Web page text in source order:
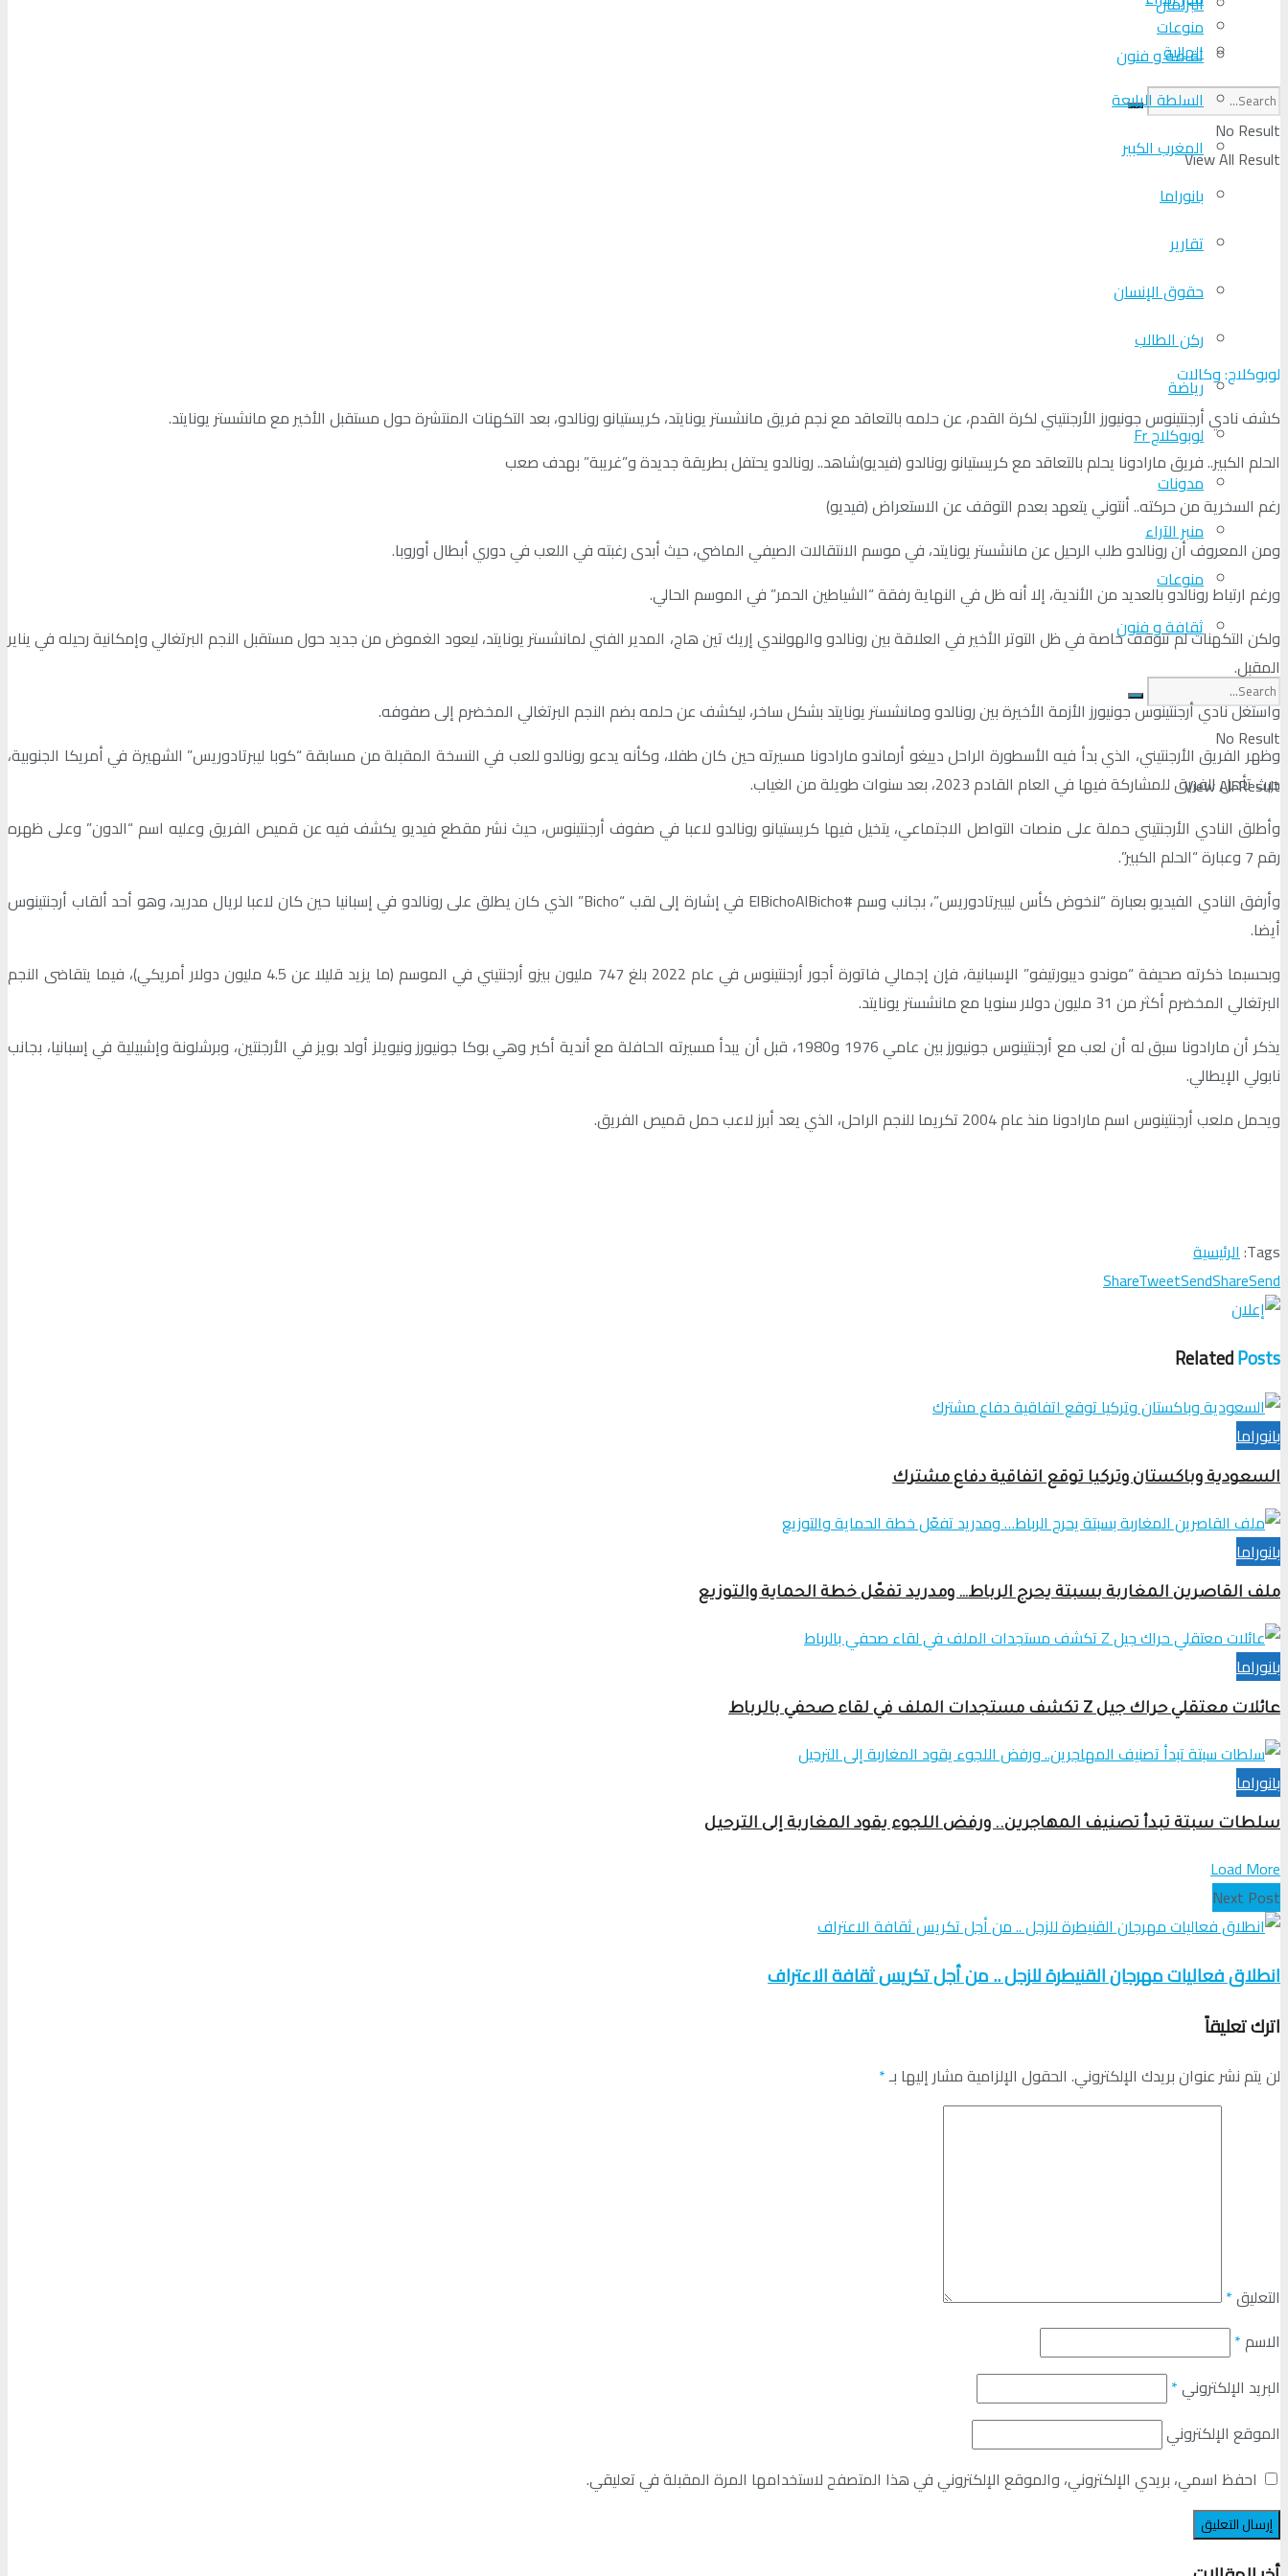
منوعات
ثقافة و فنون
No Result
View All Result
الجالية
السلطة الرابعة
المغرب الكبير
بانوراما
تقارير
حقوق الإنسان
ركن الطالب
رياضة
لوبوكلاج Fr
مدونات
منبر الآراء
منوعات
ثقافة و فنون
No Result
View All Result
لوبوكلاج: وكالات
كشف نادي أرجنتينوس جونيورز الأرجنتيني لكرة القدم، عن حلمه بالتعاقد مع نجم فريق مانشستر يونايتد، كريستيانو رونالدو، بعد التكهنات المنتشرة حول مستقبل الأخير مع مانشستر يونايتد.
الحلم الكبير.. فريق مارادونا يحلم بالتعاقد مع كريستيانو رونالدو (فيديو)شاهد.. رونالدو يحتفل بطريقة جديدة و”غريبة” بهدف صعب
رغم السخرية من حركته.. أنتوني يتعهد بعدم التوقف عن الاستعراض (فيديو)
ومن المعروف أن رونالدو طلب الرحيل عن مانشستر يونايتد، في موسم الانتقالات الصيفي الماضي، حيث أبدى رغبته في اللعب في دوري أبطال أوروبا.
ورغم ارتباط رونالدو بالعديد من الأندية، إلا أنه ظل في النهاية رفقة “الشياطين الحمر” في الموسم الحالي.
ولكن التكهنات لم تتوقف خاصة في ظل التوتر الأخير في العلاقة بين رونالدو والهولندي إريك تين هاج، المدير الفني لمانشستر يونايتد، ليعود الغموض من جديد حول مستقبل النجم البرتغالي وإمكانية رحيله في يناير
المقبل.
واستغل نادي أرجنتينوس جونيورز الأزمة الأخيرة بين رونالدو ومانشستر يونايتد بشكل ساخر، ليكشف عن حلمه بضم النجم البرتغالي المخضرم إلى صفوفه.
وظهر الفريق الأرجنتيني، الذي بدأ فيه الأسطورة الراحل دييغو أرماندو مارادونا مسيرته حين كان طفلا، وكأنه يدعو رونالدو للعب في النسخة المقبلة من مسابقة “كوبا ليبرتادوريس” الشهيرة في أمريكا الجنوبية،
حيث تأهل الفريق للمشاركة فيها في العام القادم 2023، بعد سنوات طويلة من الغياب.
وأطلق النادي الأرجنتيني حملة على منصات التواصل الاجتماعي، يتخيل فيها كريستيانو رونالدو لاعبا في صفوف أرجنتينوس، حيث نشر مقطع فيديو يكشف فيه عن قميص الفريق وعليه اسم “الدون” وعلى ظهره
رقم 7 وعبارة “الحلم الكبير”.
وأرفق النادي الفيديو بعبارة “لنخوض كأس ليبيرتادوريس”، بجانب وسم #ElBichoAlBicho في إشارة إلى لقب “Bicho” الذي كان يطلق على رونالدو في إسبانيا حين كان لاعبا لريال مدريد، وهو أحد ألقاب أرجنتينوس
أيضا.
وبحسبما ذكرته صحيفة “موندو ديبورتيفو” الإسبانية، فإن إجمالي فاتورة أجور أرجنتينوس في عام 2022 بلغ 747 مليون بيزو أرجنتيني في الموسم (ما يزيد قليلا عن 4.5 مليون دولار أمريكي)، فيما يتقاضى النجم
البرتغالي المخضرم أكثر من 31 مليون دولار سنويا مع مانشستر يونايتد.
يذكر أن مارادونا سبق له أن لعب مع أرجنتينوس جونيورز بين عامي 1976 و1980، قبل أن يبدأ مسيرته الحافلة مع أندية أكبر وهي بوكا جونيورز ونيويلز أولد بويز في الأرجنتين، وبرشلونة وإشبيلية في إسبانيا، بجانب
نابولي الإيطالي.
ويحمل ملعب أرجنتينوس اسم مارادونا منذ عام 2004 تكريما للنجم الراحل، الذي يعد أبرز لاعب حمل قميص الفريق.
Tags: الرئيسية
ShareTweetSendShareSend
RelatedPosts
بانوراما
السعودية وباكستان وتركيا توقع اتفاقية دفاع مشترك
بانوراما
ملف القاصرين المغاربة بسبتة يحرج الرباط… ومدريد تفعّل خطة الحماية والتوزيع
بانوراما
عائلات معتقلي حراك جيل Z تكشف مستجدات الملف في لقاء صحفي بالرباط
بانوراما
سلطات سبتة تبدأ تصنيف المهاجرين.. ورفض اللجوء يقود المغاربة إلى الترحيل
Load More
Next Post
انطلاق فعاليات مهرجان القنيطرة للزجل .. من أجل تكريس ثقافة الاعتراف
اترك تعليقاً
لن يتم نشر عنوان بريدك الإلكتروني. الحقول الإلزامية مشار إليها بـ*
التعليق*
الاسم*
البريد الإلكتروني*
الموقع الإلكتروني
احفظ اسمي، بريدي الإلكتروني، والموقع الإلكتروني في هذا المتصفح لاستخدامها المرة المقبلة في تعليقي.